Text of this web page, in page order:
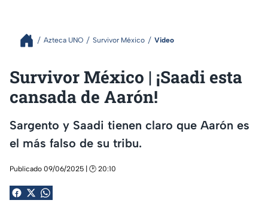
Azteca UNO Survivor México Video
Survivor México | ¡Saadi esta
cansada de Aarón!
Sargento y Saadi tienen claro que Aarón es
el más falso de su tribu.
Publicado 09/06/2025 | 🕑 20:10